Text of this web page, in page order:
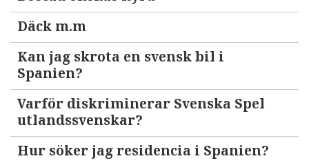
Däck m.m
Kan jag skrota en svensk bil i
Spanien?
Varför diskriminerar Svenska Spel
utlandssvenskar?
Hur söker jag residencia i Spanien?